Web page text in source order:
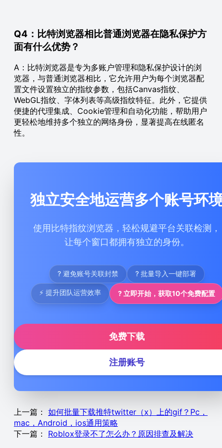
Q4：比特浏览器相比普通浏览器在隐私保护方
面有什么优势？
A：比特浏览器是专为多账户管理和隐私保护设计的浏
览器，与普通浏览器相比，它允许用户为每个浏览器配
置文件设置独立的指纹参数，包括Canvas指纹、
WebGL指纹、字体列表等高级指纹特征。此外，它提供
便捷的代理集成、Cookie管理和自动化功能，帮助用户
更轻松地维持多个独立的网络身份，显著提高在线匿名
性。
独立安全地运营多个账号环
使用比特指纹浏览器，轻松规避平台关联检测，
让每个窗口都拥有独立的身份。
? 避免账号关联封禁 ? 批量导入一键部署
⚡ 提升团队运营效率 ? 立即开始，获取10个免费配置
免费下载
注册账号
上一篇： 如何批量下载推特twitter（x）上的gif？Pc，
mac，Android，ios通用策略
下一篇： Roblox登录不了怎么办？原因排查及解决